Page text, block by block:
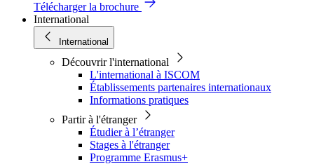
Télécharger la brochure
International
International
Découvrir l'international
L'international à ISCOM
Établissements partenaires internationaux
Informations pratiques
Partir à l'étranger
Étudier à l’étranger
Stages à l'étranger
Programme Erasmus+